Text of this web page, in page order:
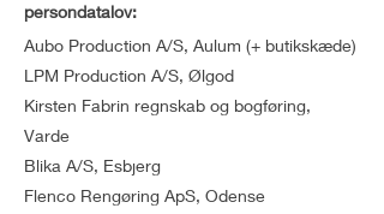
persondatalov:
Aubo Production A/S, Aulum (+ butikskæde)
LPM Production A/S, Ølgod
Kirsten Fabrin regnskab og bogføring,
Varde
Blika A/S, Esbjerg
Flenco Rengøring ApS, Odense